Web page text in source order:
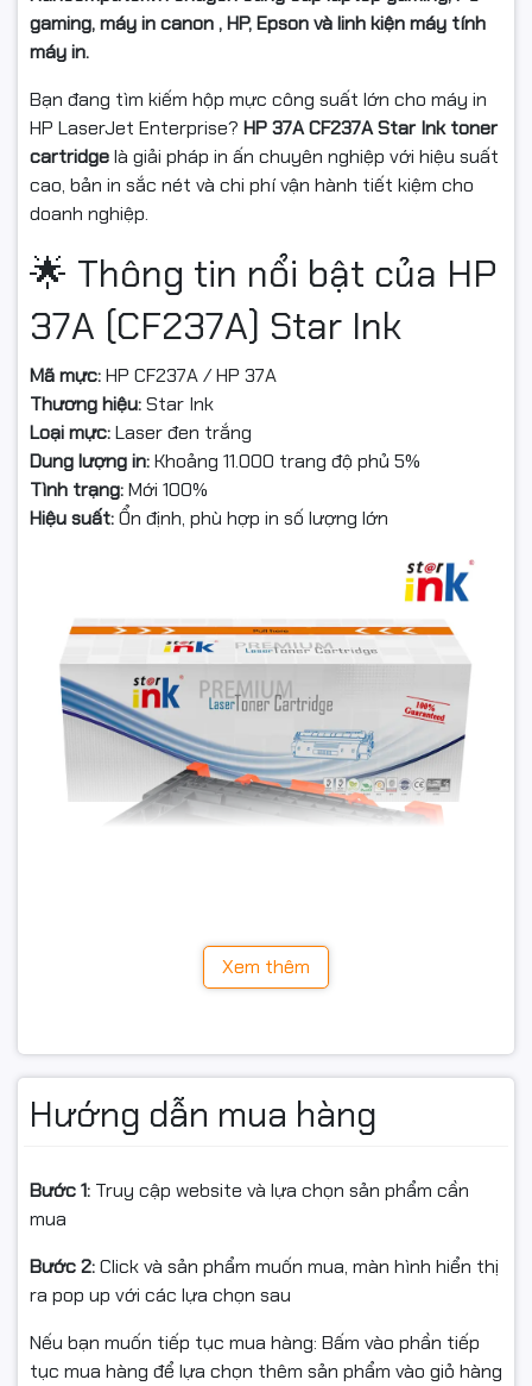
gaming, máy in canon , HP, Epson và linh kiện máy tính
máy in.
Bạn đang tìm kiếm hộp mực công suất lớn cho máy in
HP LaserJet Enterprise? HP 37A CF237A Star Ink toner
cartridgelà giải pháp in ấn chuyên nghiệp với hiệu suất
cao, bản in sắc nét và chi phí vận hành tiết kiệm cho
doanh nghiệp.
🌟 Thông tin nổi bật của HP
37A (CF237A) Star Ink
Mã mực:HP CF237A / HP 37A
Thương hiệu:Star Ink
Loại mực:Laser đen trắng
Dung lượng in:Khoảng 11.000 trang độ phủ 5%
Tình trạng:Mới 100%
Hiệu suất:Ổn định, phù hợp in số lượng lớn
Đặc điểm nổi bật
M607n, M607dn, M608, M608n, M608dn, M608x, M609,
M609dn, M609x, MFP M631, M631dn, M631h, M631z,
M632h, M632, M632z, M632fht, M633fh
• Loại mực: Laser đen trắng
Xem thêm
Hướng dẫn mua hàng
Bước 1: Truy cập website và lựa chọn sản phẩm cần
mua
Bước 2:Click và sản phẩm muốn mua, màn hình hiển thị
ra pop up với các lựa chọn sau
Nếu bạn muốn tiếp tục mua hàng: Bấm vào phần tiếp
tục mua hàng để lựa chọn thêm sản phẩm vào giỏ hàng